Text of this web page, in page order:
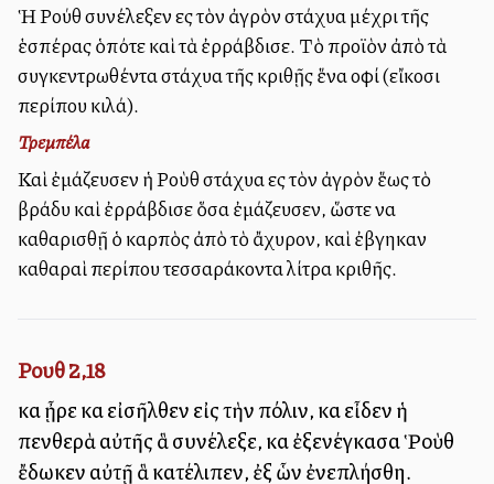
Ἡ Ρούθ συνέλεξεν εἰς τὸν ἀγρὸν στάχυα μέχρι τῆς
ἑσπέρας ὁπότε καὶ τὰ ἐρράβδισε. Τὸ προϊὸν ἀπὸ τὰ
συγκεντρωθέντα στάχυα τῆς κριθῇς ἕνα οἰφί (εἴκοσι
περίπου κιλά).
Τρεμπέλα
Καὶ ἐμάζευσεν ἡ Ροὺθ στάχυα εἰς τὸν ἀγρὸν ἕως τὸ
βράδυ καὶ ἐρράβδισε ὅσα ἐμάζευσεν, ὥστε να
καθαρισθῇ ὁ καρπὸς ἀπὸ τὸ ἄχυρον, καὶ ἐβγηκαν
καθαραὶ περίπου τεσσαράκοντα λίτρα κριθῆς.
Ρουθ 2,18
καὶ ᾖρε καὶ εἰσῆλθεν εἰς τὴν πόλιν, καὶ εἶδεν ἡ
πενθερὰ αὐτῆς ἃ συνέλεξε, καὶ ἐξενέγκασα Ῥοὺθ
ἔδωκεν αὐτῇ ἃ κατέλιπεν, ἐξ ὧν ἐνεπλήσθη.